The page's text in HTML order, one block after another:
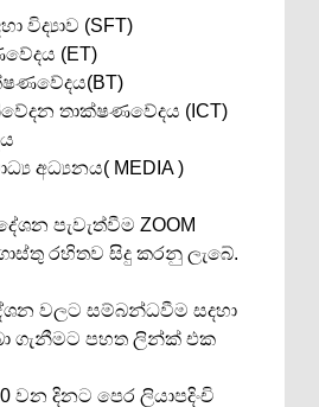
විද්‍යාව (SFT)
(ET)
තාක්ෂණවේදය (ICT)
අධ්‍යනය( MEDIA )
පැවැත්වීම ZOOM
රහිතව සිදු කරනු ලැබේ.
වලට සම්බන්ධවීම සදහා
ගැනීමට පහත ලින්ක් එක
වන දිනට පෙර ලියාපදිංචි